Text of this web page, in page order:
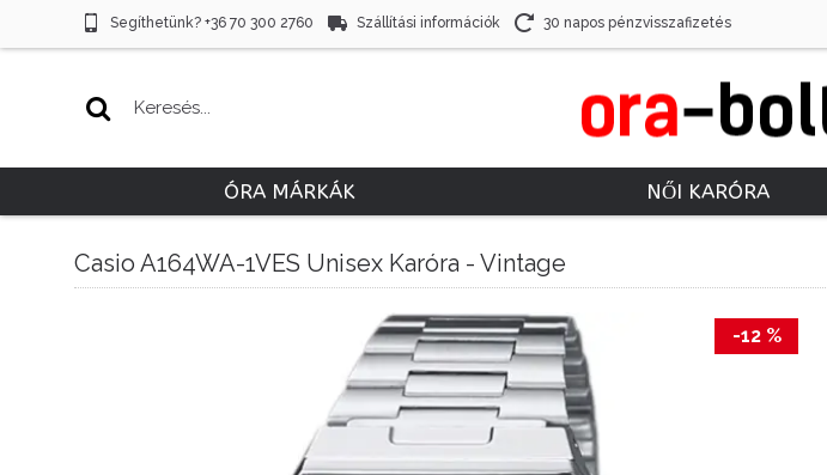
Segíthetünk? +36 70 300 2760 Szállítási információk 30 napos pénzvisszafizetés
ÓRA MÁRKÁK NŐI KARÓRA
Casio A164WA-1VES Unisex Karóra - Vintage
-12 %